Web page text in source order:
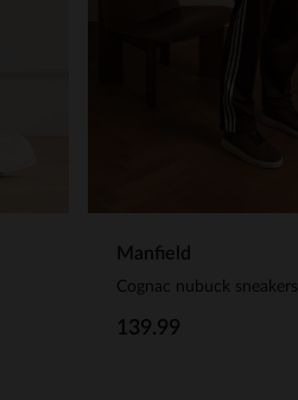
Manfield
Cognac nubuck sneakers
139.99